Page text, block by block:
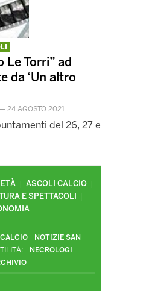
Le Torri” ad
da ‘Un altro
— 24 AGOSTO 2021
del 26, 27 e
ASCOLI CALCIO
E SPETTACOLI
NOTIZIE SAN
NECROLOGI